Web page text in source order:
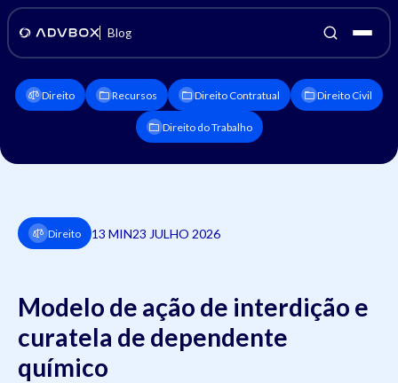
Blog
Direito Recursos Direito Contratual Direito Civil
Direito do Trabalho
Direito 13 MIN23 JULHO 2026
Modelo de ação de interdição e
curatela de dependente
químico